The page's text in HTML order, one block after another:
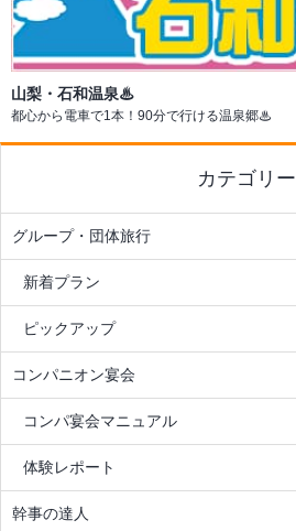
山梨・石和温泉♨
都心から電車で1本！90分で行ける温泉郷♨
カテゴリー
グループ・団体旅行
新着プラン
ピックアップ
コンパニオン宴会
コンパ宴会マニュアル
体験レポート
幹事の達人